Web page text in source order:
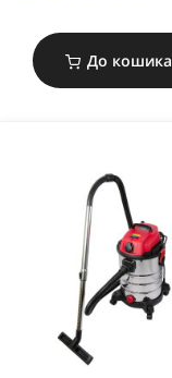
До кошика